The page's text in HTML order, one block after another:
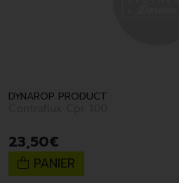
DYNAROP PRODUCT
23,50€
PANIER